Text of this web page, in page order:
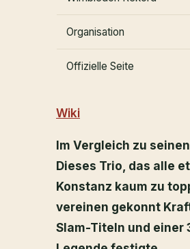
Organisation
Offizielle Seite
Wiki
Im Vergleich zu
Dieses Trio, das alle
Konstanz kaum zu
vereinen gekonnt
Slam-Titeln und einer